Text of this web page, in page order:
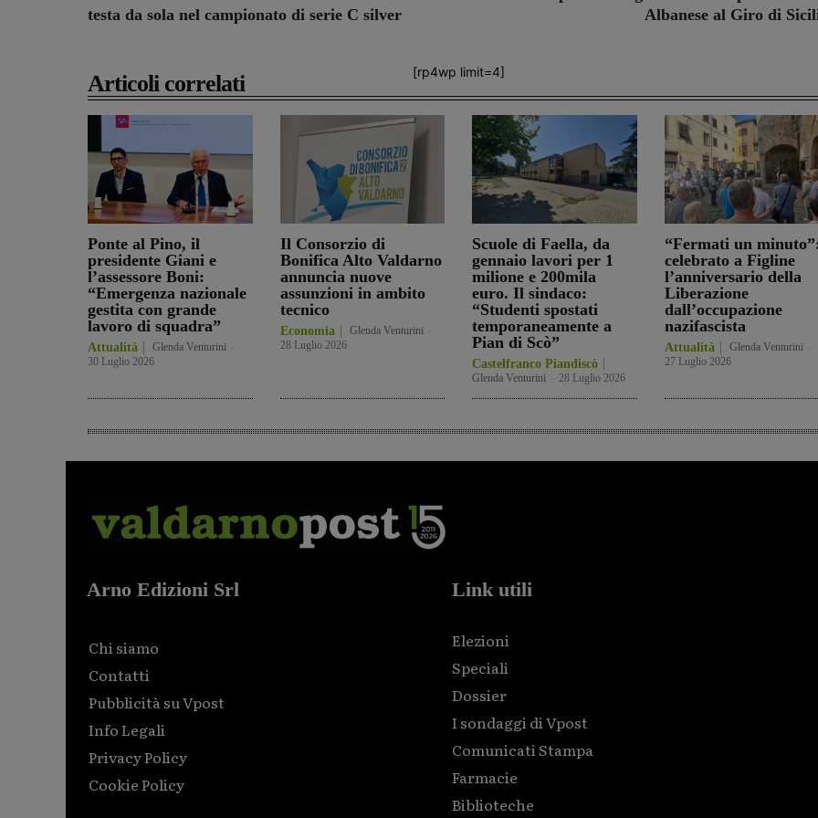
testa da sola nel campionato di serie C silver
Albanese al Giro di
[rp4wp limit=4]
Articoli correlati
Ponte al Pino, il
presidente Giani e
l’assessore Boni:
“Emergenza nazionale
gestita con grande
lavoro di squadra”
Attualità Glenda Venturini
30 Luglio 2026
Il Consorzio di
Bonifica Alto Valdarno
annuncia nuove
assunzioni in ambito
tecnico
Economia Glenda Venturini
28 Luglio 2026
Scuole di Faella, da
gennaio lavori per 1
milione e 200mila
euro. Il sindaco:
“Studenti spostati
temporaneamente a
Pian di Scò”
Castelfranco Piandiscò
Glenda Venturini 28 Luglio 2026
“Fermati un
celebrato a Figline
l’anniversario della
Liberazione
dall’occupazione
nazifascista
Attualità Glenda Venturini
27 Luglio 2026
Arno Edizioni Srl
Chi siamo
Contatti
Pubblicità su Vpost
Info Legali
Privacy Policy
Cookie Policy
Link utili
Elezioni
Speciali
Dossier
I sondaggi di Vpost
Comunicati Stampa
Farmacie
Biblioteche